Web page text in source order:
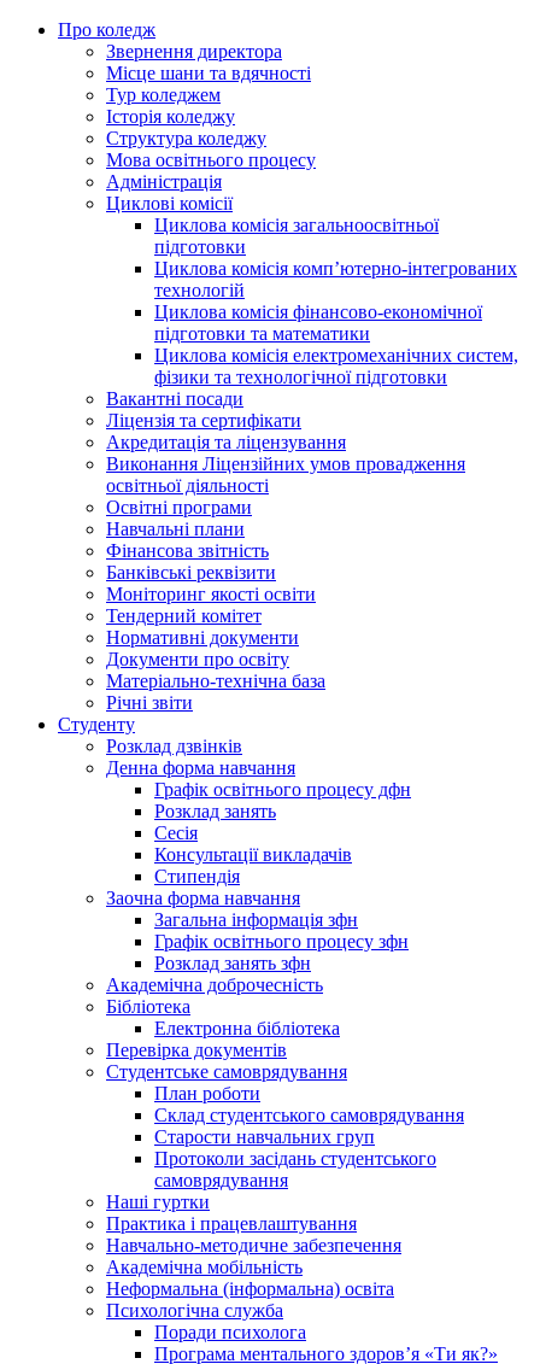
Про коледж
Звернення директора
Місце шани та вдячності
Тур коледжем
Історія коледжу
Структура коледжу
Мова освітнього процесу
Адміністрація
Циклові комісії
Циклова комісія загальноосвітньої
підготовки
Циклова комісія комп’ютерно-інтегрованих
технологій
Циклова комісія фінансово-економічної
підготовки та математики
Циклова комісія електромеханічних систем,
фізики та технологічної підготовки
Вакантні посади
Ліцензія та сертифікати
Акредитація та ліцензування
Виконання Ліцензійних умов провадження
освітньої діяльності
Освітні програми
Навчальні плани
Фінансова звітність
Банківські реквізити
Моніторинг якості освіти
Тендерний комітет
Нормативні документи
Документи про освіту
Матеріально-технічна база
Річні звіти
Студенту
Розклад дзвінків
Денна форма навчання
Графік освітнього процесу дфн
Розклад занять
Сесія
Консультації викладачів
Стипендія
Заочна форма навчання
Загальна інформація зфн
Графік освітнього процесу зфн
Розклад занять зфн
Академічна доброчесність
Бібліотека
Електронна бібліотека
Перевірка документів
Студентське самоврядування
План роботи
Склад студентського самоврядування
Старости навчальних груп
Протоколи засідань студентського
самоврядування
Наші гуртки
Практика і працевлаштування
Навчально-методичне забезпечення
Академічна мобільність
Неформальна (інформальна) освіта
Психологічна служба
Поради психолога
Програма ментального здоров’я «Ти як?»